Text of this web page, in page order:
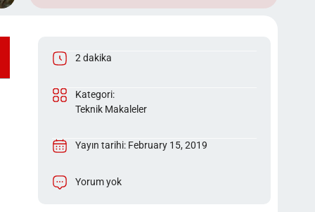
2 dakika
Kategori:
Teknik Makaleler
Yayın tarihi: February 15, 2019
Yorum yok